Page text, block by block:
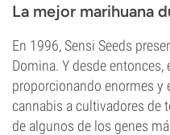
La mejor marihuana
En 1996, Sensi Seeds
Domina. Y desde
proporcionando enormes y
cannabis a cultivadores de
de algunos de los genes